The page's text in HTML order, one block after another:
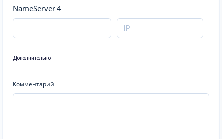
NameServer 4
Дополнительно
Комментарий